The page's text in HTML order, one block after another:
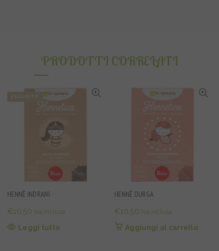
PRODOTTI CORRELATI
ESAURITO
HENNÈ INDRANI
€10,50 Iva inclusa
Leggi tutto
HENNÈ DURGA
€10,50 Iva inclusa
Aggiungi al carrello